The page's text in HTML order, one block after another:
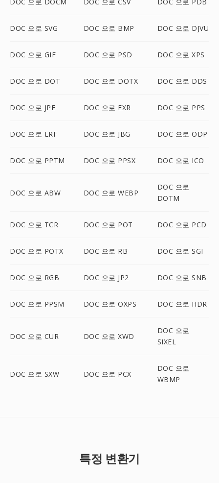
DOC 으로 SVG DOC 으로 BMP DOC 으로 DJVU
DOC 으로 GIF DOC 으로 PSD DOC 으로 XPS
DOC 으로 DOT DOC 으로 DOTX DOC 으로 DDS
DOC 으로 JPE DOC 으로 EXR DOC 으로 PPS
DOC 으로 LRF DOC 으로 JBG DOC 으로 ODP
DOC 으로 PPTM DOC 으로 PPSX DOC 으로 ICO
DOC 으로 ABW DOC 으로 WEBP
DOC 으로
DOTM
DOC 으로 TCR DOC 으로 POT DOC 으로 PCD
DOC 으로 POTX DOC 으로 RB DOC 으로 SGI
DOC 으로 RGB DOC 으로 JP2 DOC 으로 SNB
DOC 으로 PPSM DOC 으로 OXPS DOC 으로 HDR
DOC 으로 CUR DOC 으로 XWD
DOC 으로
SIXEL
DOC 으로 SXW DOC 으로 PCX
DOC 으로
WBMP
특정 변환기